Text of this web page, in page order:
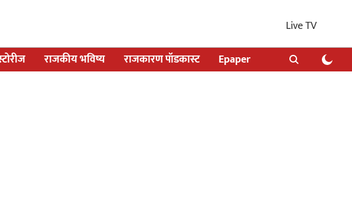
Live TV
राजकीय भविष्य राजकारण पॉडकास्ट Epaper